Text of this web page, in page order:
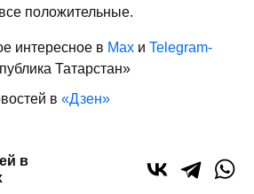
положительные.
интересное в Max и Telegram-
Татарстан»
в «Дзен»
в